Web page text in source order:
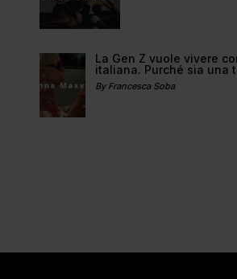
La Gen Z vuole vivere
italiana. Purché sia una
By Francesca Soba